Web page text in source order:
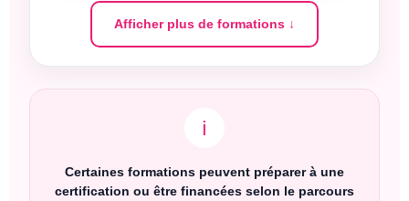
Afficher plus de formations ↓
ℹ️
Certaines formations peuvent préparer à une
certification ou être financées selon le parcours